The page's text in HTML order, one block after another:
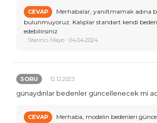
CEVAP
Merhabalar, yanıltmamak adına
bulunmuyoruz. Kalıplar standart kendi
edebilirsiniz
Starinci Mayo · 04.04.2024
SORU 12.12.2023
günaydınlar bedenler güncellenecek mi
CEVAP
Merhaba, modelin bedenleri